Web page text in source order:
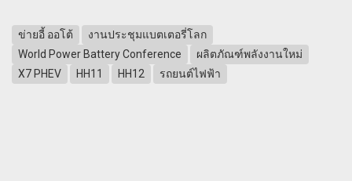
ข่ายอี้ ออโต้
งานประชุมแบตเตอรี่โลก
World Power Battery Conference
ผลิตภัณฑ์พลังงานใหม่
X7 PHEV
HH11 HH12 รถยนต์ไฟฟ้า